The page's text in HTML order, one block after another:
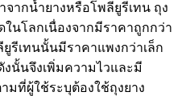
ากน้ำยางหรือโพลียูรีเทน ถุง
นโลกเนื่องจากมีราคาถูกกว่า
รีเทนนั้นมีราคาแพงกว่าเล็ก
นั้นจึงเพิ่มความไวและมี
ที่ผู้ใช้ระบุต้องใช้ถุงยาง